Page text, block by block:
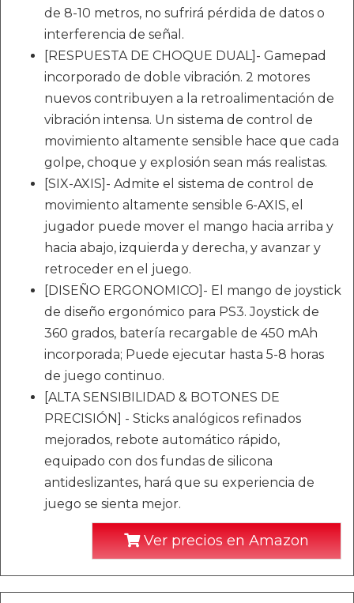
de 8-10 metros, no sufrirá pérdida de datos o
interferencia de señal.
[RESPUESTA DE CHOQUE DUAL]- Gamepad
incorporado de doble vibración. 2 motores
nuevos contribuyen a la retroalimentación de
vibración intensa. Un sistema de control de
movimiento altamente sensible hace que cada
golpe, choque y explosión sean más realistas.
[SIX-AXIS]- Admite el sistema de control de
movimiento altamente sensible 6-AXIS, el
jugador puede mover el mango hacia arriba y
hacia abajo, izquierda y derecha, y avanzar y
retroceder en el juego.
[DISEÑO ERGONOMICO]- El mango de joystick
de diseño ergonómico para PS3. Joystick de
360 grados, batería recargable de 450 mAh
incorporada; Puede ejecutar hasta 5-8 horas
de juego continuo.
[ALTA SENSIBILIDAD & BOTONES DE
PRECISIÓN] - Sticks analógicos refinados
mejorados, rebote automático rápido,
equipado con dos fundas de silicona
antideslizantes, hará que su experiencia de
juego se sienta mejor.
Ver precios en Amazon